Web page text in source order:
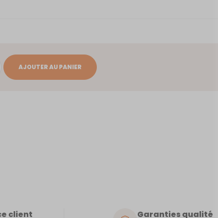
AJOUTER AU PANIER
client Garanties qualité